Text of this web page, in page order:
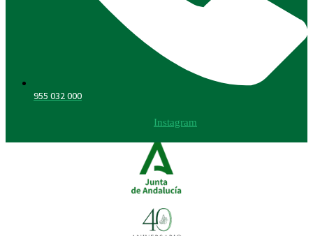
955 032 000
Instagram